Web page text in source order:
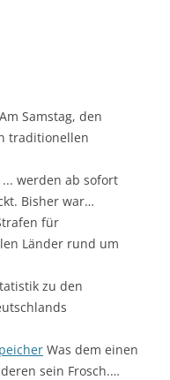
Am Samstag, den
traditionellen
... werden ab sofort
Bisher war…
für
Länder rund um
zu den
Was dem einen
sein Frosch.…